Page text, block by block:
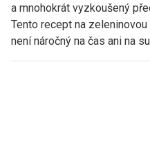
a mnohokrát vyzkoušený
Tento recept na
není náročný na čas ani na